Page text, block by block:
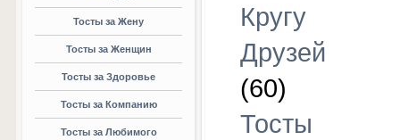
Тосты за Жену
Тосты за Женщин
Тосты за Здоровье
Тосты за Компанию
Тосты за Любимого
Кругу
Друзей
(60)
Тосты